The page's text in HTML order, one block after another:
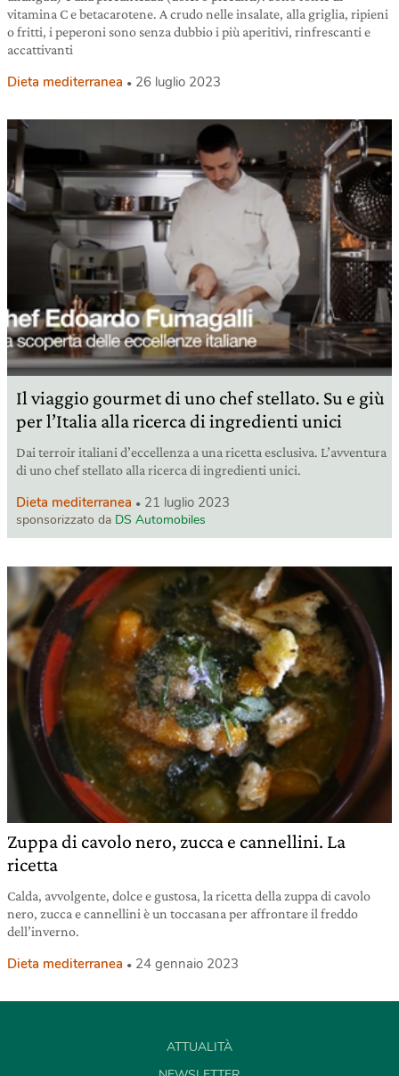
vitamina C e betacarotene. A crudo nelle insalate, alla griglia, ripieni
o fritti, i peperoni sono senza dubbio i più aperitivi, rinfrescanti e
accattivanti
Dieta mediterranea 26 luglio 2023
Il viaggio gourmet di uno chef stellato. Su e giù
per l’Italia alla ricerca di ingredienti unici
Dai terroir italiani d’eccellenza a una ricetta esclusiva. L’avventura
di uno chef stellato alla ricerca di ingredienti unici.
Dieta mediterranea 21 luglio 2023
sponsorizzato da DS Automobiles
Zuppa di cavolo nero, zucca e cannellini. La
ricetta
Calda, avvolgente, dolce e gustosa, la ricetta della zuppa di cavolo
nero, zucca e cannellini è un toccasana per affrontare il freddo
dell’inverno.
Dieta mediterranea 24 gennaio 2023
ATTUALITÀ